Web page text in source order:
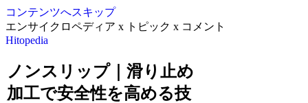
コンテンツへスキップ
エンサイクロペディア x トピック x コメント
Hitopedia
ノンスリップ｜滑り止め
加工で安全性を高める技